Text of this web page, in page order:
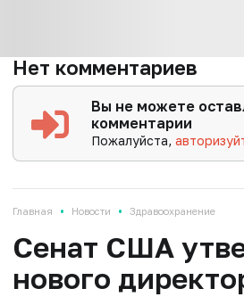
Нет комментариев
Вы не можете
комментарии
Пожалуйста,
Главная • Новости • Здравоохранение
Сенат США
нового